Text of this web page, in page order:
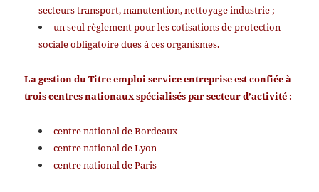
secteurs transport, manutention, nettoyage industrie ;
un seul règlement pour les cotisations de protection
sociale obligatoire dues à ces organismes.
La gestion du Titre emploi service entreprise est confiée à
trois centres nationaux spécialisés par secteur d’activité :
centre national de Bordeaux
centre national de Lyon
centre national de Paris